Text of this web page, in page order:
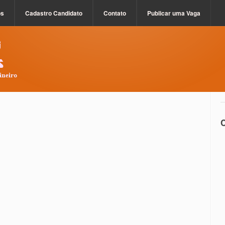
Cadastro Candidato Contato Publicar uma Vaga